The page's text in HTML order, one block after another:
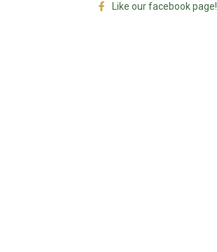
Like our facebook page!